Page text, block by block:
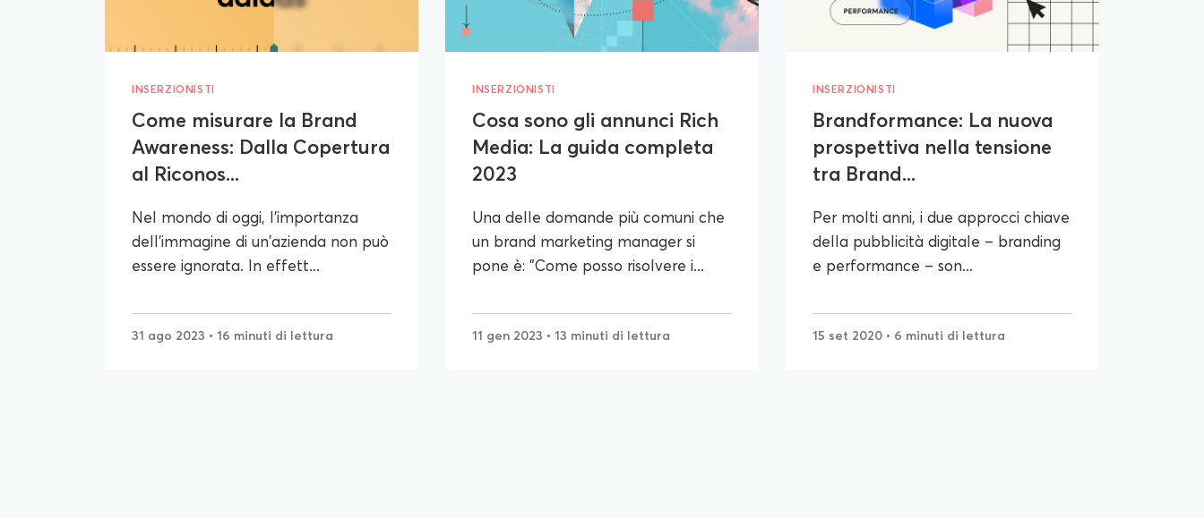
INSERZIONISTI
Come misurare la Brand
Awareness: Dalla Copertura
al Riconos...
Nel mondo di oggi, l'importanza
dell'immagine di un'azienda non può
essere ignorata. In effett...
31 ago 2023 • 16 minuti di lettura
INSERZIONISTI
Cosa sono gli annunci Rich
Media: La guida completa
2023
Una delle domande più comuni che
un brand marketing manager si
pone è: "Come posso risolvere i...
11 gen 2023 • 13 minuti di lettura
INSERZIONISTI
Brandformance: La nuova
prospettiva nella tensione
tra Brand...
Per molti anni, i due approcci chiave
della pubblicità digitale – branding
e performance – son...
15 set 2020 • 6 minuti di lettura